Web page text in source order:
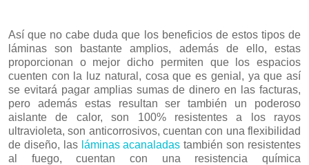
Así que no cabe duda que los beneficios de estos tipos de
láminas son bastante amplios, además de ello, estas
proporcionan o mejor dicho permiten que los espacios
cuenten con la luz natural, cosa que es genial, ya que así
se evitará pagar amplias sumas de dinero en las facturas,
pero además estas resultan ser también un poderoso
aislante de calor, son 100% resistentes a los rayos
ultravioleta, son anticorrosivos, cuentan con una flexibilidad
de diseño, las láminas acanaladas también son resistentes
al fuego, cuentan con una resistencia química